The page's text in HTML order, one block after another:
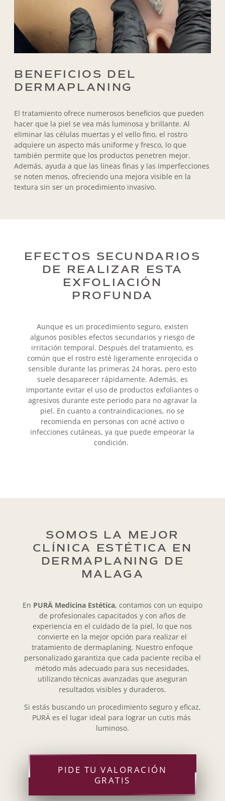
BENEFICIOS DEL
DERMAPLANING
El tratamiento ofrece numerosos beneficios que pueden
hacer que la piel se vea más luminosa y brillante. Al
eliminar las células muertas y el vello fino, el rostro
adquiere un aspecto más uniforme y fresco, lo que
también permite que los productos penetren mejor.
Además, ayuda a que las líneas finas y las imperfecciones
se noten menos, ofreciendo una mejora visible en la
textura sin ser un procedimiento invasivo.
EFECTOS SECUNDARIOS
DE REALIZAR ESTA
EXFOLIACIÓN
PROFUNDA
Aunque es un procedimiento seguro, existen
algunos posibles efectos secundarios y riesgo de
irritación temporal. Después del tratamiento, es
común que el rostro esté ligeramente enrojecida o
sensible durante las primeras 24 horas, pero esto
suele desaparecer rápidamente. Además, es
importante evitar el uso de productos exfoliantes o
agresivos durante este periodo para no agravar la
piel. En cuanto a contraindicaciones, no se
recomienda en personas con acné activo o
infecciones cutáneas, ya que puede empeorar la
condición.
SOMOS LA MEJOR
CLÍNICA ESTÉTICA EN
DERMAPLANING DE
MALAGA
En PURÄ Medicina Estética, contamos con un equipo
de profesionales capacitados y con años de
experiencia en el cuidado de la piel, lo que nos
convierte en la mejor opción para realizar el
tratamiento dedermaplaning. Nuestro enfoque
personalizado garantiza que cada paciente reciba el
método más adecuado para sus necesidades,
utilizando técnicas avanzadas que aseguran
resultados visibles y duraderos.
Si estás buscando un procedimiento seguro y eficaz,
PURÄ es el lugar ideal para lograr un cutis más
luminoso.
PIDE TU VALORACIÓN
GRATIS